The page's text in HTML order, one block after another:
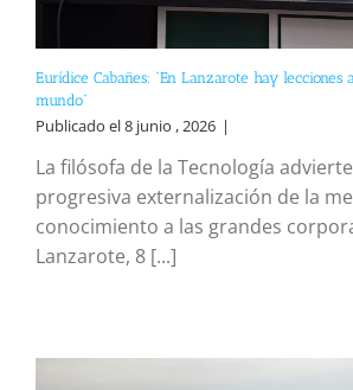
Eurídice Cabañes: “En Lanzarote hay lecciones
mundo”
Publicado el 8 junio , 2026 |
La filósofa de la Tecnología
progresiva externalización de la
conocimiento a las grandes
Lanzarote, 8 [...]